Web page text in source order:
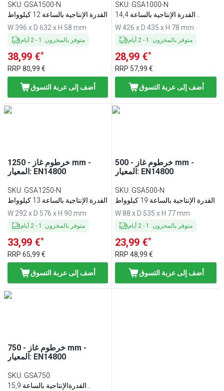
SKU: GSA1500-N
القدرة الإنتاجية بالساعة 12 كيلوواط
W 396 x D 632 x H 58 mm
متوفر بالمخزون:
1
-
2 أيام
38,99 €*
RRP 80,99 €
أضف إلى عربة التسوق
SKU: GSA1000-N
القدرة الإنتاجية بالساعة 14,4
كيلوواط
W 426 x D 435 x H 78 mm
متوفر بالمخزون:
1
-
2 أيام
28,99 €*
RRP 57,99 €
أضف إلى عربة التسوق
خرطوم غاز - 1250 mm -
المعيار: EN14800
SKU: GSA1250-N
القدرة الإنتاجية بالساعة 13 كيلوواط
W 292 x D 576 x H 90 mm
متوفر بالمخزون:
1
-
2 أيام
33,99 €*
RRP 65,99 €
أضف إلى عربة التسوق
خرطوم غاز - 500 mm -
المعيار: EN14800
SKU: GSA500-N
القدرة الإنتاجية بالساعة 19 كيلوواط
W 88 x D 535 x H 77 mm
متوفر بالمخزون:
1
-
2 أيام
23,99 €*
RRP48,99 €
أضف إلى عربة التسوق
خرطوم غاز - 750 mm -
المعيار: EN14800
SKU: GSA750
القدرةالإنتاجية بالساعة 15,9